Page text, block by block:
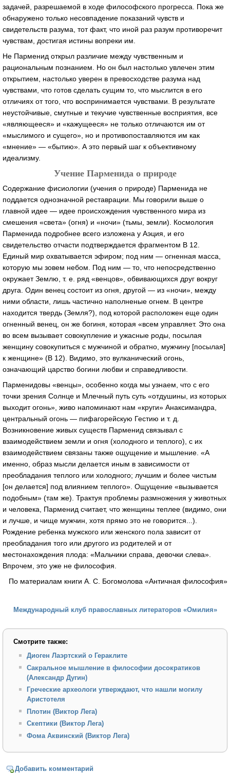
задачей, разрешаемой в ходе философского прогресса. Пока же
обнаружено только несовпадение показаний чувств и
свидетельств разума, тот факт, что иной раз разум противоречит
чувствам, достигая истины вопреки им.
Не Парменид открыл различие между чувственным и
рациональным познанием. Но он был настолько увлечен этим
открытием, настолько уверен в превосходстве разума над
чувствами, что готов сделать сущим то, что мыслится в его
отличиях от того, что воспринимается чувствами. В результате
неустойчивые, смутные и текучие чувственные восприятия, все
«являющееся» и «кажущееся» не только отличаются им от
«мыслимого и сущего», но и противопоставляются им как
«мнение» — «бытию». А это первый шаг к объективному
идеализму.
Учение Парменида о природе
Содержание фисиологии (учения о природе) Парменида не
поддается однозначной реставрации. Мы говорили выше о
главной идее — идее происхождения чувственного мира из
смешения «света» (огня) и «ночи» (тьмы, земли). Космология
Парменида подробнее всего изложена у Аэция, и его
свидетельство отчасти подтверждается фрагментом В 12.
Единый мир охватывается эфиром; под ним — огненная масса,
которую мы зовем небом. Под ним — то, что непосредственно
окружает Землю, т. е. ряд «венцов», обвивающихся друг вокруг
друга. Один венец состоит из огня, другой — из «ночи», между
ними области, лишь частично наполненые огнем. В центре
находится твердь (Земля?), под которой расположен еще один
огненный венец, он же богиня, которая «всем управляет. Это она
во всем вызывает совокупление и ужасные роды, посылая
женщину совокупиться с мужчиной и обратно, мужчину [посылая]
к женщине» (В 12). Видимо, это вулканический огонь,
означающий царство богини любви и справедливости.
Парменидовы «венцы», особенно когда мы узнаем, что с его
точки зрения Солнце и Млечный путь суть «отдушины, из которых
выходит огонь», живо напоминают нам «круги» Анаксимандра,
центральный огонь — пифагорейскую Гестию и т. д.
Возникновение живых существ Парменид связывал с
взаимодействием земли и огня (холодного и теплого), с их
взаимодействием связаны также ощущение и мышление. «А
именно, образ мысли делается иным в зависимости от
преобладания теплого или холодного; лучшим и более чистым
[он делается] под влиянием теплого». Ощущение «вызывается
подобным» (там же). Трактуя проблемы размножения у животных
и человека, Парменид считает, что женщины теплее (видимо, они
и лучше, и чище мужчин, хотя прямо это не говорится...).
Рождение ребенка мужского или женского пола зависит от
преобладания того или другого из родителей и от
местонахождения плода: «Мальчики справа, девочки слева».
Впрочем, это уже не философия.
По материалам книги А. С. Богомолова «Античная философия»
Международный клуб православных литераторов «Омилия»
Смотрите также:
Диоген Лаэртский о Гераклите
Сакральное мышление в философии досократиков
(Александр Дугин)
Греческие археологи утверждают, что нашли могилу
Аристотеля
Плотин (Виктор Лега)
Скептики (Виктор Лега)
Фома Аквинский (Виктор Лега)
Добавить комментарий